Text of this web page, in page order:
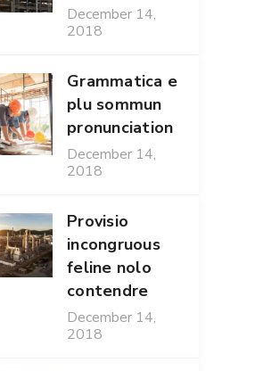
December 14,
2018
Grammatica e
plu sommun
pronunciation
December 14,
2018
Provisio
incongruous
feline nolo
contendre
December 14,
2018